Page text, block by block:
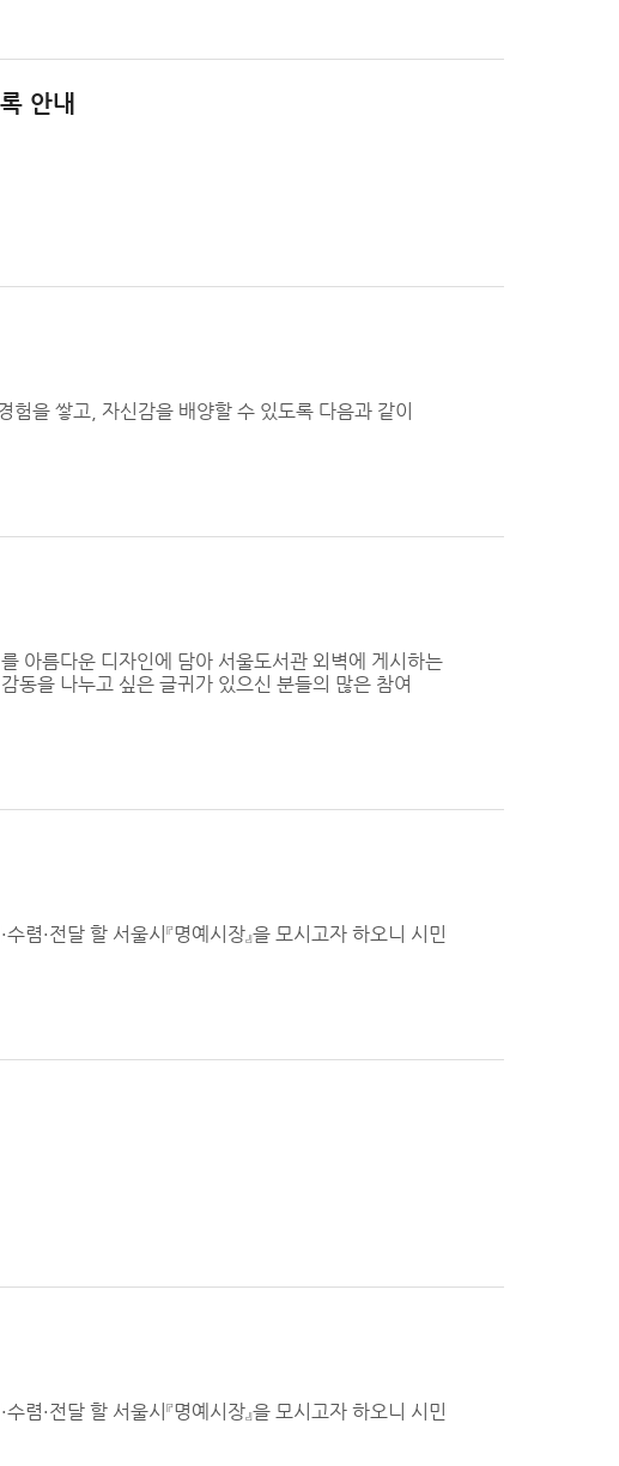
안내
을 쌓고, 자신감을 배양할 수 있도록 다음과 같이
아름다운 디자인에 담아 서울도서관 외벽에 게시하는
동을 나누고 싶은 글귀가 있으신 분들의 많은 참여
·전달 할 서울시『명예시장』을 모시고자 하오니 시민
·전달 할 서울시『명예시장』을 모시고자 하오니 시민